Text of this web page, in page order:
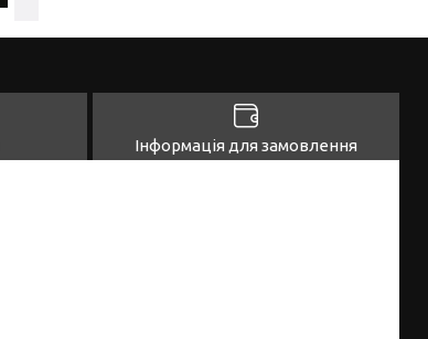
Інформація для замовлення